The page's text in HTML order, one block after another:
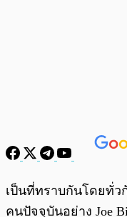
พร้อมเล่น
เป็นที่ทราบกันโดยทั่ว
คนปัจจุบันอย่าง Joe